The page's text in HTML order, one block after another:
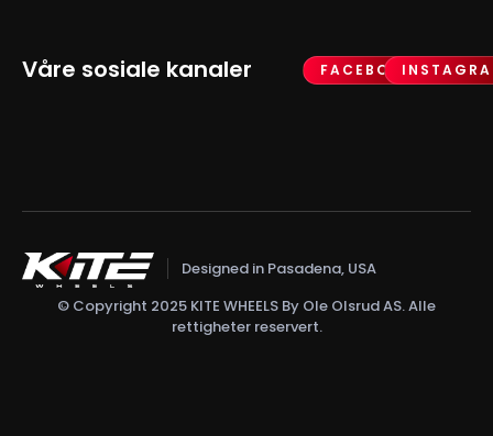
Våre sosiale kanaler FACEBOOK
Designed in Pasadena, USA
© Copyright 2025 KITE WHEELS By Ole Olsrud AS. Alle
rettigheter reservert.